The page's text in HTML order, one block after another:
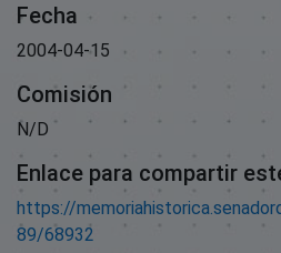
Fecha
2004-04-15
Comisión
N/D
Enlace para compartir
https://
89/68932